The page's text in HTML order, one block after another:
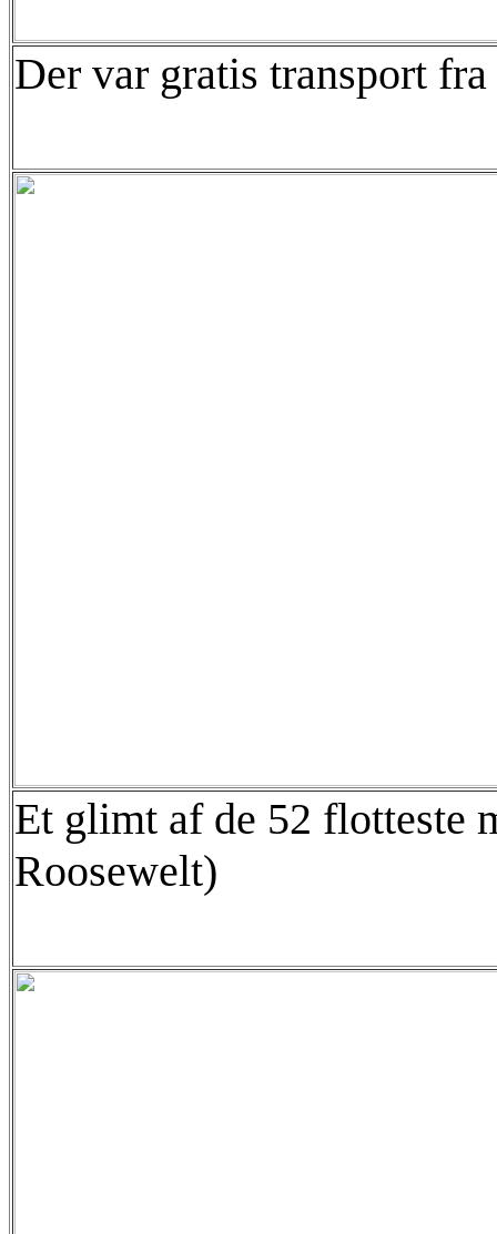
Der var gratis transport
Et glimt af de 52 flotteste
Roosewelt)